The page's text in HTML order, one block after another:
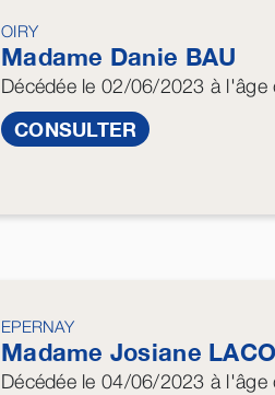
OIRY
Madame Danie BAU
Décédéele 02/06/2023 à l'âge
CONSULTER
EPERNAY
Madame Josiane
Décédéele 04/06/2023 à l'âge